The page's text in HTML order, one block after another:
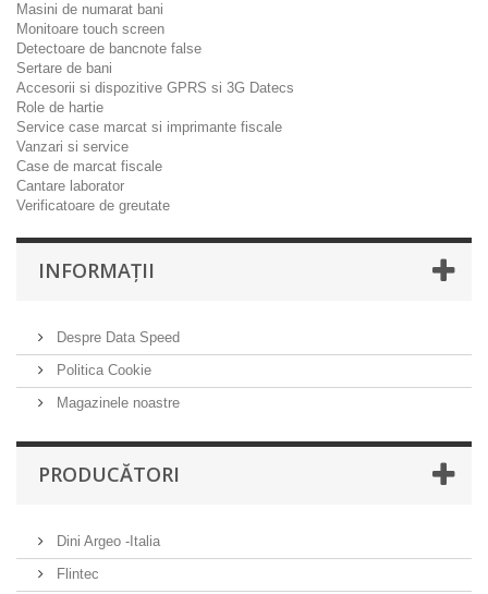
Masini de numarat bani
Monitoare touch screen
Detectoare de bancnote false
Sertare de bani
Accesorii si dispozitive GPRS si 3G Datecs
Role de hartie
Service case marcat si imprimante fiscale
Vanzari si service
Case de marcat fiscale
Cantare laborator
Verificatoare de greutate
INFORMAŢII
Despre Data Speed
Politica Cookie
Magazinele noastre
PRODUCĂTORI
Dini Argeo -Italia
Flintec